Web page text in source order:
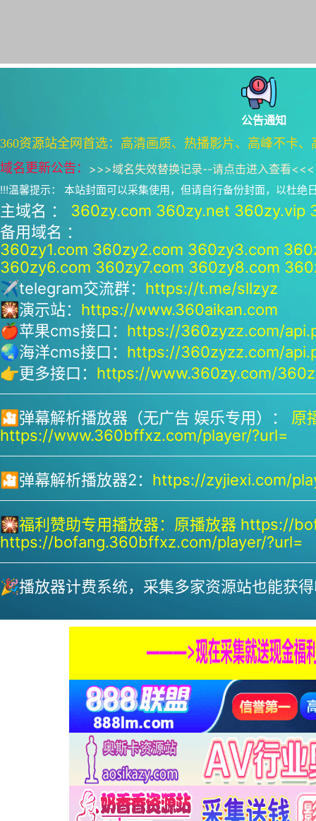
公告通知
360资源站全网首选：高清画质、热播影片、高峰不卡
域名更新公告： >>>域名失效替换记录--请点击进入查看<<<
!!!温馨提示： 本站封面可以采集使用，但请自行备份封面，以杜绝
主域名 ： 360zy.com 360zy.net 360zy.vip
备用域名 ：
360zy1.com 360zy2.com 360zy3.com
360zy6.com 360zy7.com 360zy8.com
✈telegram交流群： https://t.me/sllzyz
🎇演示站： https://www.360aikan.com
🍎苹果cms接口： https://360zyzz.com/
🌏海洋cms接口： https://360zyzz.com/
👉更多接口： https://www.360zy.com/
🎦弹幕解析播放器（无广告 娱乐专用）： 原
https://www.360bffxz.com/player/?url=
🎦弹幕解析播放器2： https://zyjiexi.com/
🎇福利赞助专用播放器： 原播放器 https://
https://bofang.360bffxz.com/player/?url=
🎉播放器计费系统，采集多家资源站也能获